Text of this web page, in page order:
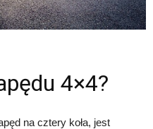
4×4?
na cztery koła, jest